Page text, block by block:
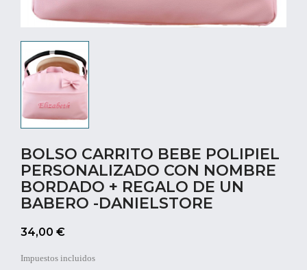
BOLSO CARRITO BEBE POLIPIEL
PERSONALIZADO CON NOMBRE
BORDADO + REGALO DE UN
BABERO -DANIELSTORE
34,00 €
Impuestos incluidos